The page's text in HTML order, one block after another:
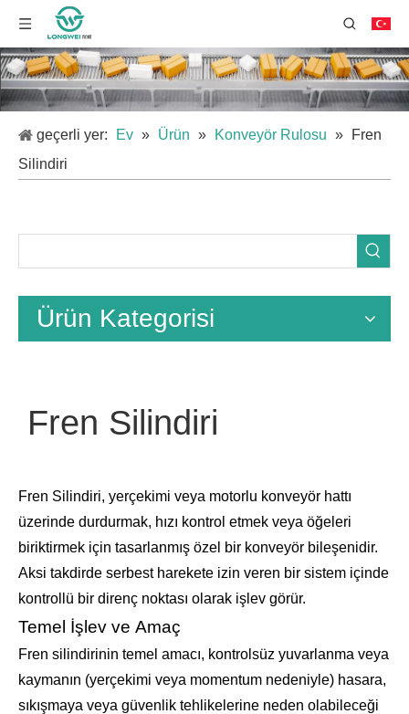
geçerli yer: Ev » Ürün » Konveyör Rulosu »
Fren
Silindiri
Ürün Kategorisi
Fren Silindiri
Fren Silindiri, yerçekimi veya motorlu konveyör hattı
üzerinde durdurmak, hızı kontrol etmek veya öğeleri
biriktirmek için tasarlanmış özel bir konveyör bileşenidir.
Aksi takdirde serbest harekete izin veren bir sistem içinde
kontrollü bir direnç noktası olarak işlev görür.
Temel İşlev ve Amaç
Fren silindirinin temel amacı, kontrolsüz yuvarlanma veya
kaymanın (yerçekimi veya momentum nedeniyle) hasara,
sıkışmaya veya güvenlik tehlikelerine neden olabileceği